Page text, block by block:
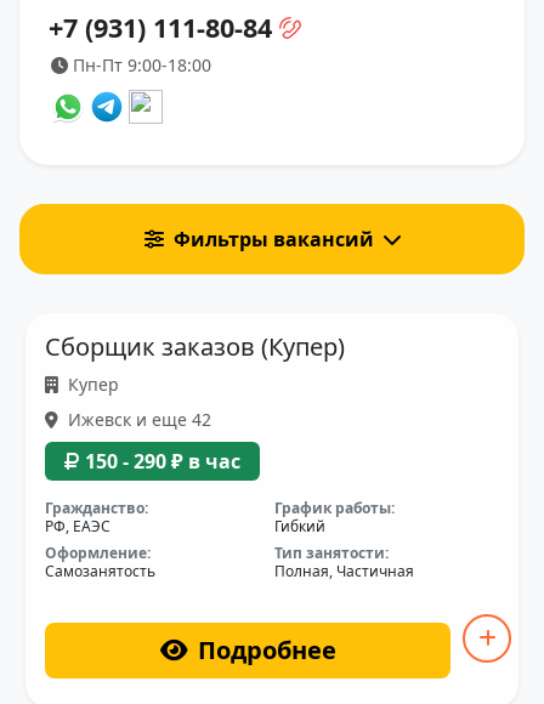
Фильтры вакансий
+7 (931) 111-80-84
Пн-Пт 9:00-18:00
Сборщик заказов (Купер)
Купер
Ижевск и еще 42
150 - 290 ₽ в час
Гражданство:
РФ, ЕАЭС
График работы:
Гибкий
Оформление:
Самозанятость
Тип занятости:
Полная, Частичная
Подробнее